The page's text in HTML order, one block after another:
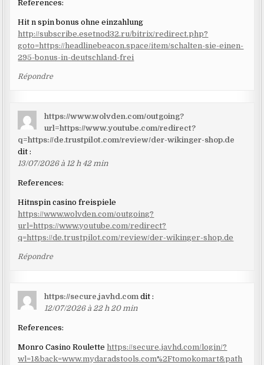
References:
Hit n spin bonus ohne einzahlung
http://subscribe.esetnod32.ru/bitrix/redirect.php?
goto=https://headlinebeacon.space/item/schalten-sie-einen-
295-bonus-in-deutschland-frei
Répondre
https://www.wolvden.com/outgoing?
url=https://www.youtube.com/redirect?
q=https://de.trustpilot.com/review/der-wikinger-shop.de
dit :
13/07/2026 à 12 h 42 min
References:
Hitnspin casino freispiele
https://www.wolvden.com/outgoing?
url=https://www.youtube.com/redirect?
q=https://de.trustpilot.com/review/der-wikinger-shop.de
Répondre
https://secure.javhd.com dit :
12/07/2026 à 22 h 20 min
References:
Monro Casino Roulettehttps://secure.javhd.com/login/?
wl=1&back=www.mydaradstools.com%2Ftomokomart&path